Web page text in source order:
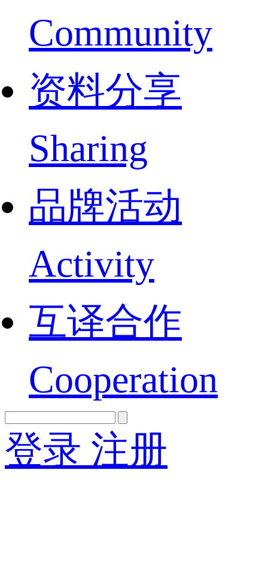
Community
资料分享
Sharing
品牌活动
Activity
互译合作
Cooperation
登录 注册